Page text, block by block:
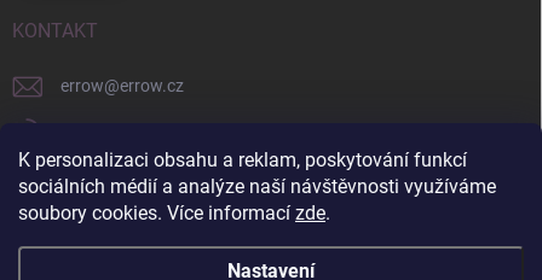
K personalizaci obsahu a reklam, poskytování funkcí
sociálních médií a analýze naší návštěvnosti využíváme
soubory cookies. Více informací zde.
Nastavení
KONTAKT
errow@errow.cz
explore/locations/957228892/